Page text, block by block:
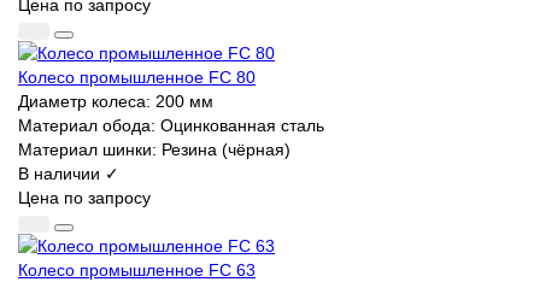
Цена по запросу
Колесо промышленное FC 80
Диаметр колеса: 200 мм
Материал обода: Оцинкованная сталь
Материал шинки: Резина (чёрная)
В наличии ✓
Цена по запросу
Колесо промышленное FC 63